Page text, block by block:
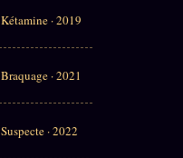
Kétamine · 2019
Braquage · 2021
Suspecte · 2022